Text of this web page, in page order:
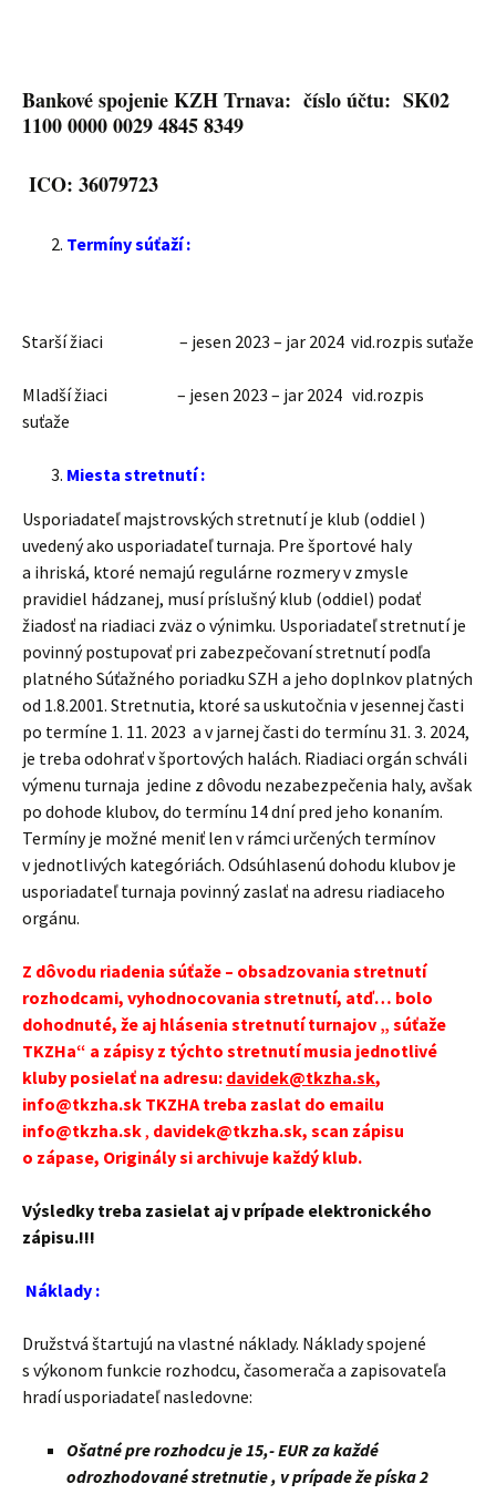
Bankové spojenie KZH Trnava: číslo účtu: SK02
1100 0000 0029 4845 8349
ICO: 36079723
Termíny súťaží :
Starší žiaci – jesen 2023 – jar 2024 vid.rozpis suťaže
Mladší žiaci – jesen 2023 – jar 2024 vid.rozpis
suťaže
Miesta stretnutí :
Usporiadateľ majstrovských stretnutí je klub (oddiel )
uvedený ako usporiadateľ turnaja. Pre športové haly
a ihriská, ktoré nemajú regulárne rozmery v zmysle
pravidiel hádzanej, musí príslušný klub (oddiel) podať
žiadosť na riadiaci zväz o výnimku. Usporiadateľ stretnutí je
povinný postupovať pri zabezpečovaní stretnutí podľa
platného Súťažného poriadku SZH a jeho doplnkov platných
od 1.8.2001. Stretnutia, ktoré sa uskutočnia v jesennej časti
po termíne 1. 11. 2023 a v jarnej časti do termínu 31. 3. 2024,
je treba odohrať v športových halách. Riadiaci orgán schváli
výmenu turnaja jedine z dôvodu nezabezpečenia haly, avšak
po dohode klubov, do termínu 14 dní pred jeho konaním.
Termíny je možné meniť len v rámci určených termínov
v jednotlivých kategóriách. Odsúhlasenú dohodu klubov je
usporiadateľ turnaja povinný zaslať na adresu riadiaceho
orgánu.
Z dôvodu riadenia súťaže – obsadzovania stretnutí
rozhodcami, vyhodnocovania stretnutí, atď… bolo
dohodnuté, že aj hlásenia stretnutí turnajov „ súťaže
TKZHa“ a zápisy z týchto stretnutí musia jednotlivé
kluby posielať na adresu: davidek@tkzha.sk,
info@tkzha.sk TKZHA treba zaslat do emailu
info@tkzha.sk, davidek@tkzha.sk, scan zápisu
o zápase, Originály si archivuje každý klub.
Výsledky treba zasielat aj v prípade elektronického
zápisu.!!!
Náklady :
Družstvá štartujú na vlastné náklady. Náklady spojené
s výkonom funkcie rozhodcu, časomerača a zapisovateľa
hradí usporiadateľ nasledovne:
Ošatné pre rozhodcu je 15,- EUR za každé
odrozhodované stretnutie , v prípade že píska 2